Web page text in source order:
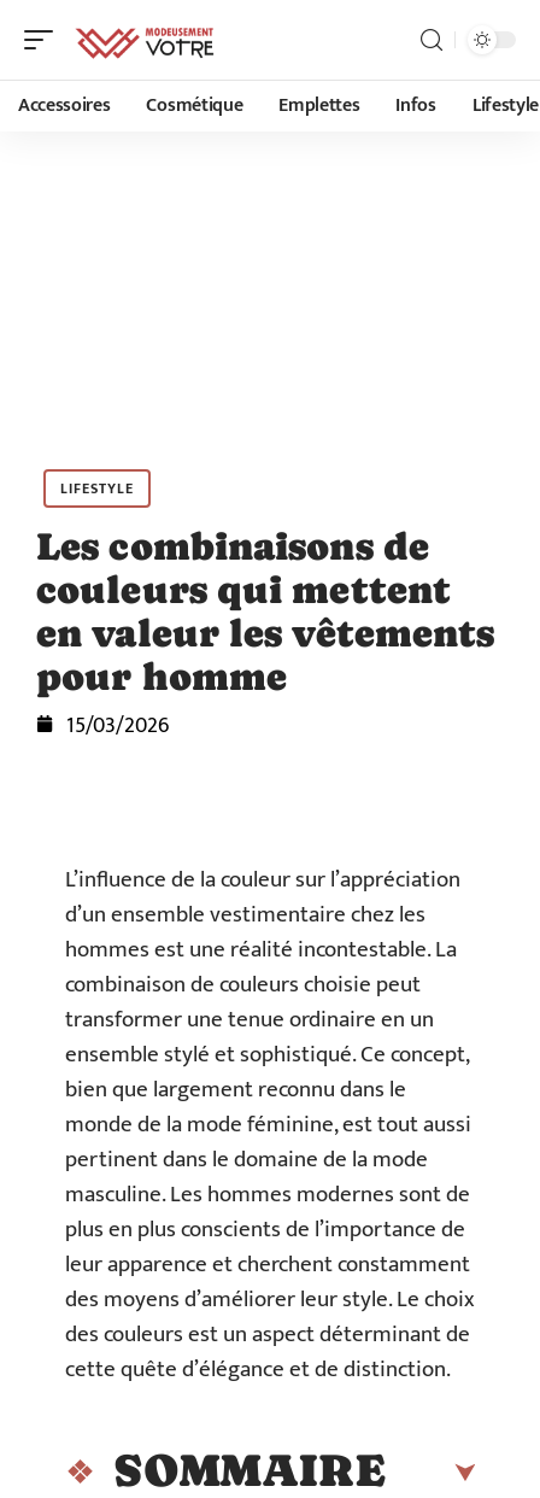
Accessoires Cosmétique Emplettes Infos Lifestyle
LIFESTYLE
Les combinaisons de
couleurs qui mettent
en valeur les vêtements
pour homme
15/03/2026
L’influence de la couleur sur l’appréciation
d’un ensemble vestimentaire chez les
hommes est une réalité incontestable. La
combinaison de couleurs choisie peut
transformer une tenue ordinaire en un
ensemble stylé et sophistiqué. Ce concept,
bien que largement reconnu dans le
monde de la mode féminine, est tout aussi
pertinent dans le domaine de la mode
masculine. Les hommes modernes sont de
plus en plus conscients de l’importance de
leur apparence et cherchent constamment
des moyens d’améliorer leur style. Le choix
des couleurs est un aspect déterminant de
cette quête d’élégance et de distinction.
SOMMAIRE